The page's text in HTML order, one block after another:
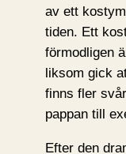
av ett
tiden. Ett
förmodligen
liksom gick
finns fler
pappan till
Efter den